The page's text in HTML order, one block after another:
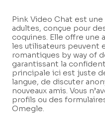
Pink Video Chat est
adultes, conçue pour
coquines. Elle offre une
les utilisateurs peuvent
romantiques by way of
garantissant la
principale ici est juste
langue, de discuter
nouveaux amis. Vous
profils ou des
Omegle.